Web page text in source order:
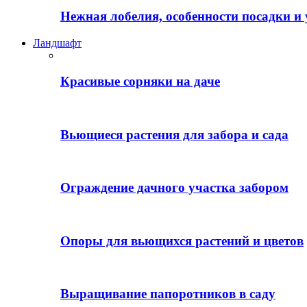
Нежная лобелия, особенности посадки и
Ландшафт
Красивые сорняки на даче
Вьющиеся растения для забора и сада
Ограждение дачного участка забором
Опоры для вьющихся растений и цветов
Выращивание папоротников в саду